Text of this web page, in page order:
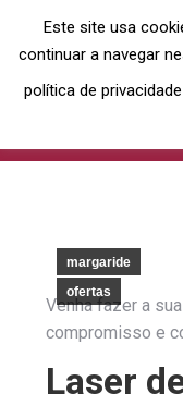
Open
margaride
ofertas
Venha fazer a
compromisso e
Laser
Este site usa
continuar a navegar
política de